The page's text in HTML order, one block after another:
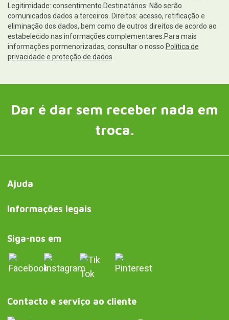
Legitimidade: consentimento.Destinatários: Não serão
comunicados dados a terceiros. Direitos: acesso, retificação e
eliminação dos dados, bem como de outros direitos de acordo ao
estabelecido nas informações complementares.Para mais
informações pormenorizadas, consultar o nosso Política de
privacidade e proteção de dados
Dar é dar sem receber nada em
troca.
Ajuda
Informações legais
Siga-nos em
Contacto e serviço ao cliente